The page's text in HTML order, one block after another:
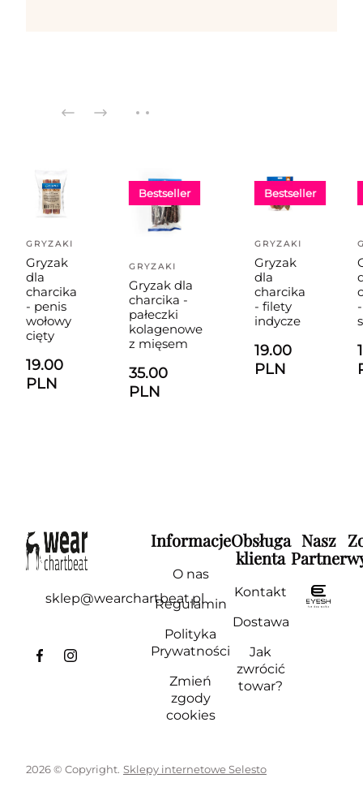
GRYZAKI
Gryzak
dla
charcika
- penis
wołowy
cięty
19.00
PLN
Bestseller
GRYZAKI
Gryzak dla
charcika -
pałeczki
kolagenowe
z mięsem
35.00
PLN
Bestseller
GRYZAKI
Gryzak
dla
charcika
- filety
indycze
19.00
PLN
sklep@wearchartbeat.pl
Informacje
O nas
Regulamin
Polityka
Prywatności
Zmień
zgody
cookies
Obsługa
klienta
Kontakt
Dostawa
Jak
zwrócić
towar?
Nasz
Partner
2026 © Copyright. Sklepy internetowe Selesto